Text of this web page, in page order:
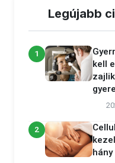
Legújabb
1
kell
2